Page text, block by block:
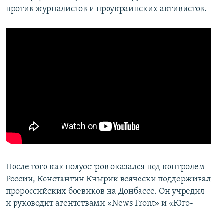
против журналистов и проукраинских активистов.
После того как полуостров оказался под контролем
России, Константин Кнырик всячески поддерживал
пророссийских боевиков на Донбассе. Он учредил
и руководит агентствами «News Front» и «Юго-